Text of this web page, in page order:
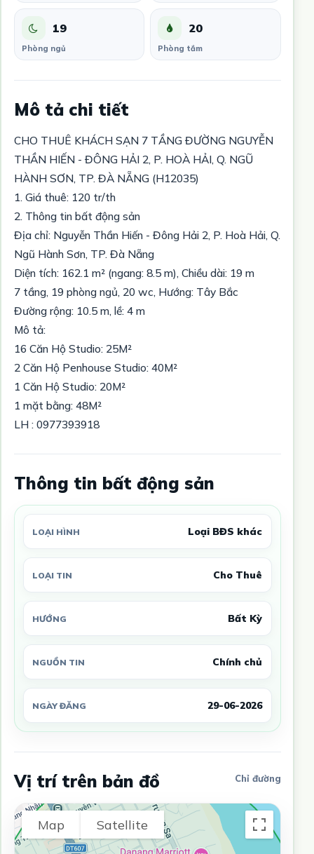
19
Phòng ngủ
20
Phòng tắm
Mô tả chi tiết
CHO THUÊ KHÁCH SẠN 7 TẦNG ĐƯỜNG NGUYỄN
THẦN HIẾN - ĐÔNG HẢI 2, P. HOÀ HẢI, Q. NGŨ
HÀNH SƠN, TP. ĐÀ NẴNG (H12035)
1. Giá thuê: 120 tr/th
2. Thông tin bất động sản
Địa chỉ: Nguyễn Thần Hiến - Đông Hải 2, P. Hoà Hải, Q.
Ngũ Hành Sơn, TP. Đà Nẵng
Diện tích: 162.1 m² (ngang: 8.5 m), Chiều dài: 19 m
7 tầng, 19 phòng ngủ, 20 wc, Hướng: Tây Bắc
Đường rộng: 10.5 m, lề: 4 m
Mô tả:
16 Căn Hộ Studio: 25M²
2 Căn Hộ Penhouse Studio: 40M²
1 Căn Hộ Studio: 20M²
1 mặt bằng: 48M²
LH : 0977393918
Thông tin bất động sản
LOẠI HÌNH Loại BĐS khác
LOẠI TIN Cho Thuê
HƯỚNG Bất Kỳ
NGUỒN TIN Chính chủ
NGÀY ĐĂNG 29-06-2026
Vị trí trên bản đồ Chỉ đường
Map Satellite